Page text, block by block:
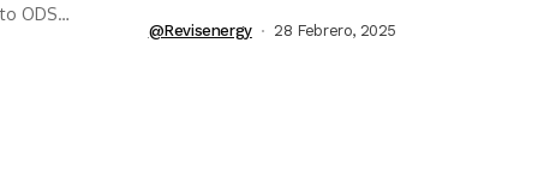
ODS
@revisenergy 28 Febrero, 2025